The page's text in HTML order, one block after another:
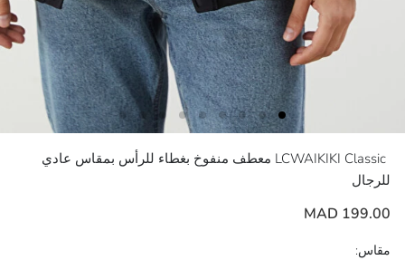
LCWAIKIKI Classic معطف منفوخ بغطاء للرأس بمقاس عادي
للرجال
199.00 MAD
مقاس: